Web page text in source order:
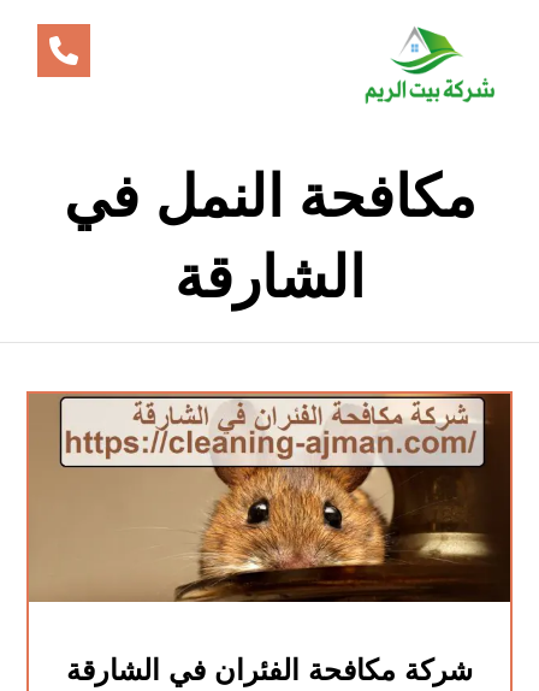
مكافحة النمل في
الشارقة
شركة مكافحة الفئران في الشارقة